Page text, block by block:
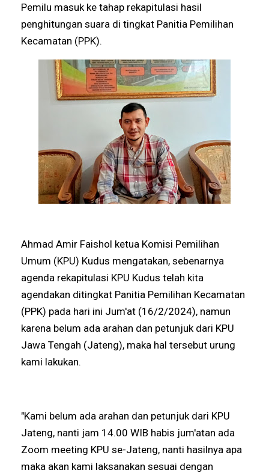
Pemilu masuk ke tahap rekapitulasi hasil
penghitungan suara di tingkat Panitia Pemilihan
Kecamatan (PPK).
Ahmad Amir Faishol ketua Komisi Pemilihan
Umum (KPU) Kudus mengatakan, sebenarnya
agenda rekapitulasi KPU Kudus telah kita
agendakan ditingkat Panitia Pemilihan Kecamatan
(PPK) pada hari ini Jum'at (16/2/2024), namun
karena belum ada arahan dan petunjuk dari KPU
Jawa Tengah (Jateng), maka hal tersebut urung
kami lakukan.
"Kami belum ada arahan dan petunjuk dari KPU
Jateng, nanti jam 14.00 WIB habis jum'atan ada
Zoom meeting KPU se-Jateng, nanti hasilnya apa
maka akan kami laksanakan sesuai dengan